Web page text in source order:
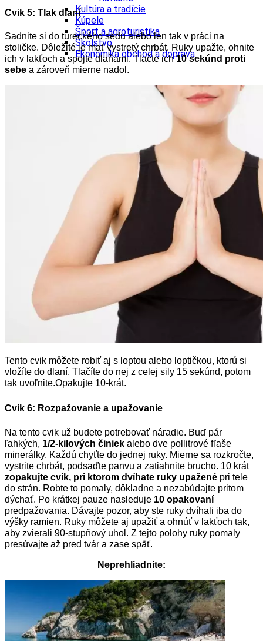
Kultúra a tradície
Kúpele
Šport a agroturistika
Školstvo
Ekonomika obchod a doprava
Cvik 5: Tlak dlaní
Sadnite si do tureckého sedu alebo len tak v práci na
stoličke. Dôležité je mať vystretý chrbát. Ruky upažte, ohnite
ich v lakťoch a spojte dlaňami. Tlačte ich10 sekúnd proti
sebe a zároveň mierne nadol.
Tento cvik môžete robiť aj s loptou alebo loptičkou, ktorú si
vložíte do dlaní. Tlačíte do nej z celej sily 15 sekúnd, potom
tak uvoľnite.Opakujte 10-krát.
Cvik 6: Rozpažovanie a upažovanie
Na tento cvik už budete potrebovať náradie. Buď pár
ľahkých, 1/2-kilových činiek alebo dve pollitrové fľaše
minerálky. Každú chyťte do jednej ruky. Mierne sa rozkročte,
vystrite chrbát, podsaďte panvu a zatiahnite brucho. 10 krát
zopakujte cvik, pri ktorom dvíhate ruky upažené pri tele
do strán. Robte to pomaly, dôkladne a nezabúdajte pritom
dýchať. Po krátkej pauze nasleduje 10 opakovaní
predpažovania. Dávajte pozor, aby ste ruky dvíhali iba do
výšky ramien. Ruky môžete aj upažiť a ohnúť v lakťoch tak,
aby zvierali 90-stupňový uhol. Z tejto polohy ruky pomaly
presúvajte až pred tvár a zase späť.
Neprehliadnite: